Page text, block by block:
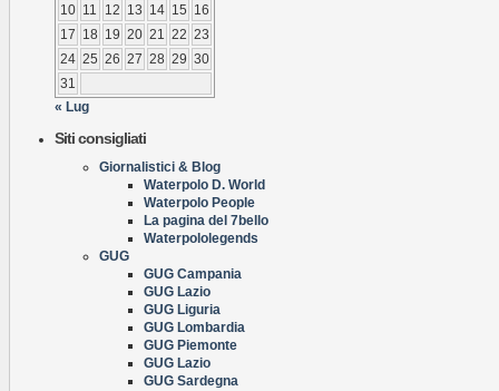
10 11 12 13 14 15 16
17 18 19 20 21 22 23
24 25 26 27 28 29 30
31
« Lug
Siti consigliati
Giornalistici & Blog
Waterpolo D. World
Waterpolo People
La pagina del 7bello
Waterpololegends
GUG
GUG Campania
GUG Lazio
GUG Liguria
GUG Lombardia
GUG Piemonte
GUG Lazio
GUG Sardegna